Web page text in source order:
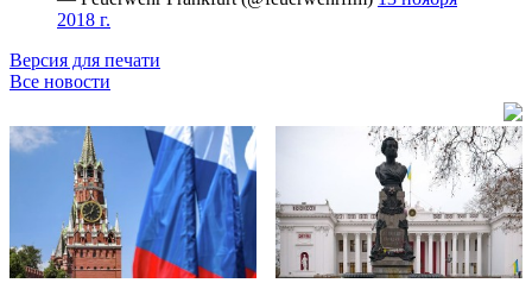
2018 г.
Версия для печати
Все новости